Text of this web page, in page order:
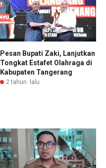
Pesan Bupati Zaki, Lanjutkan
Tongkat Estafet Olahraga di
Kabupaten Tangerang
2 tahun lalu